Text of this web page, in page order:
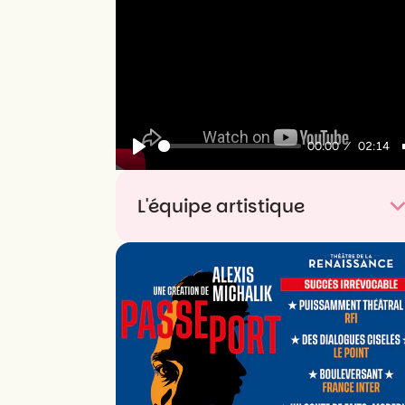
Play
00:00 02:14
L'équipe artistique
DeBeaumarchais
Mise en scèneAlain Françon
Avec Ana Blagojevic, Vincent Dedienne,
Micha Lescot, Noémie Lvovsky, Alix
Poisson
Dramaturgie
Nicolas Doutey